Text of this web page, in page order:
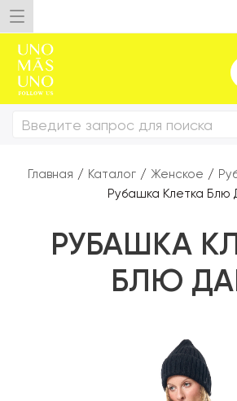
Главная / Каталог / Женское /
Рубашка Клетка Блю
РУБАШКА
БЛЮ